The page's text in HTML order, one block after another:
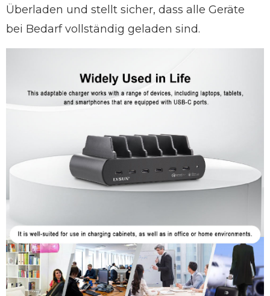
Überladen und stellt sicher, dass alle Geräte
bei Bedarf vollständig geladen sind.